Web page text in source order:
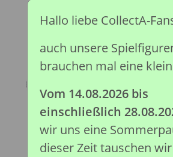
Hallo liebe CollectA-
auch unsere
brauchen mal eine
Vom 14.08.2026 bis
einschließlich
wir uns eine
dieser Zeit tauschen wir